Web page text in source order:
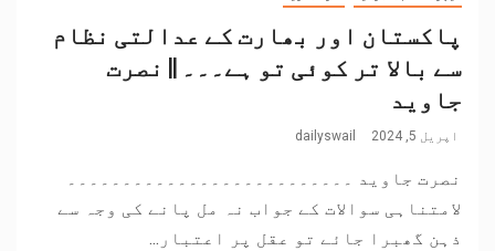
پاکستان اور بھارت کے عدالتی نظام
سے بالا تر کوئی تو ہے۔۔۔ || نصرت
جاوید
اپریل 5, 2024 dailyswail
نصرت جاوید ۔۔۔۔۔۔۔۔۔۔۔۔۔۔۔۔۔۔۔۔۔۔۔۔۔۔
لامتناہی سوالات کے جواب نہ مل پانے کی وجہ سے
ذہن گھبرا جائے تو عقل پر اعتبار...